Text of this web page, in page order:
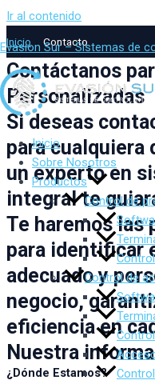
Ir al contenido
Evasion Sur – Sistemas de
Inicio
Sobre Nosotros
Productos
Control de
Control de
Inicio Contacto
Contáctanos
Personalizadas
Si deseas
para cualquiera
un experto en
integral te
Te haremos las
para identificar
adecuado y
negocio,
eficiencia en
Nuestra
¿Dónde Estamos?